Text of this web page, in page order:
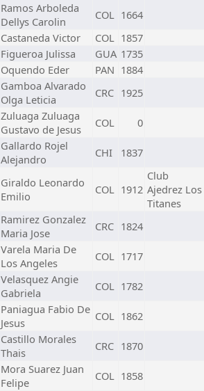
Ramos Arboleda
Dellys Carolin
COL 1664
Castaneda Victor COL 1857
Figueroa Julissa GUA 1735
Oquendo Eder PAN 1884
Gamboa Alvarado
Olga Leticia
CRC 1925
Zuluaga Zuluaga
Gustavo de Jesus
COL 0
Gallardo Rojel
Alejandro
CHI 1837
Giraldo Leonardo
Emilio
COL 1912
Club
Ajedrez Los
Titanes
Ramirez Gonzalez
Maria Jose
CRC 1824
Varela Maria De
Los Angeles
COL 1717
Velasquez Angie
Gabriela
COL 1782
Paniagua Fabio De
Jesus
COL 1862
Castillo Morales
Thais
CRC 1870
Mora Suarez Juan
Felipe
COL 1858